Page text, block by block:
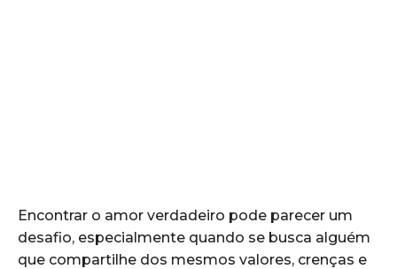
Encontrar o amor verdadeiro pode parecer um
desafio, especialmente quando se busca alguém
que compartilhe dos mesmos valores, crenças e